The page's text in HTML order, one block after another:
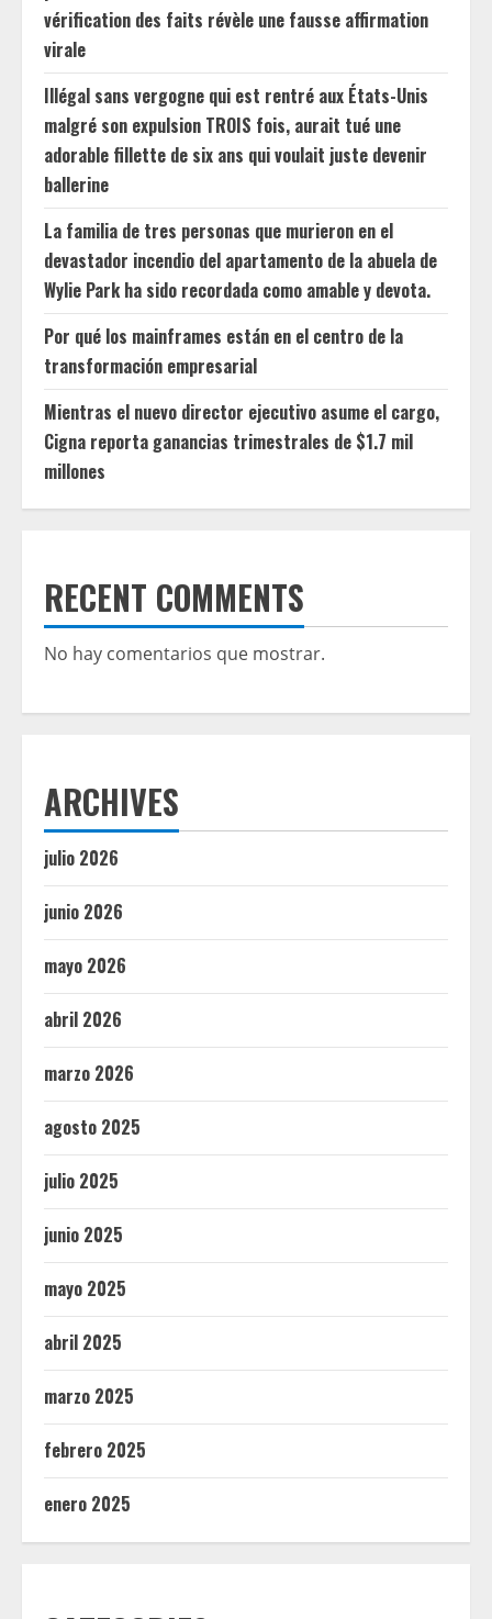
vérification des faits révèle une fausse affirmation
virale
Illégal sans vergogne qui est rentré aux États-Unis
malgré son expulsion TROIS fois, aurait tué une
adorable fillette de six ans qui voulait juste devenir
ballerine
La familia de tres personas que murieron en el
devastador incendio del apartamento de la abuela de
Wylie Park ha sido recordada como amable y devota.
Por qué los mainframes están en el centro de la
transformación empresarial
Mientras el nuevo director ejecutivo asume el cargo,
Cigna reporta ganancias trimestrales de $1.7 mil
millones
RECENT COMMENTS
No hay comentarios que mostrar.
ARCHIVES
julio 2026
junio 2026
mayo 2026
abril 2026
marzo 2026
agosto 2025
julio 2025
junio 2025
mayo 2025
abril 2025
marzo 2025
febrero 2025
enero 2025